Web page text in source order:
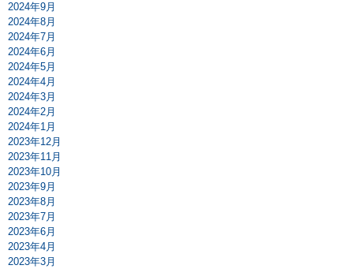
2024年9月
2024年8月
2024年7月
2024年6月
2024年5月
2024年4月
2024年3月
2024年2月
2024年1月
2023年12月
2023年11月
2023年10月
2023年9月
2023年8月
2023年7月
2023年6月
2023年4月
2023年3月